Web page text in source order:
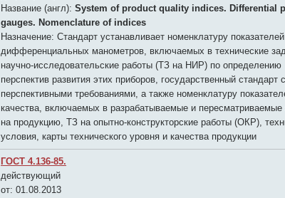
Название (англ): System of product quality indices. Differential
gauges. Nomenclature of indices
Назначение: Стандарт устанавливает номенклатуру
дифференциальных манометров, включаемых в технические
научно-исследовательские работы (ТЗ на НИР) по определению
перспектив развития этих приборов, государственный стандарт с
перспективными требованиями, а также номенклатуру
качества, включаемых в разрабатываемые и пересматриваемые
на продукцию, ТЗ на опытно-конструкторские работы (ОКР),
условия, карты технического уровня и качества продукции
ГОСТ 4.136-85.
действующий
от: 01.08.2013